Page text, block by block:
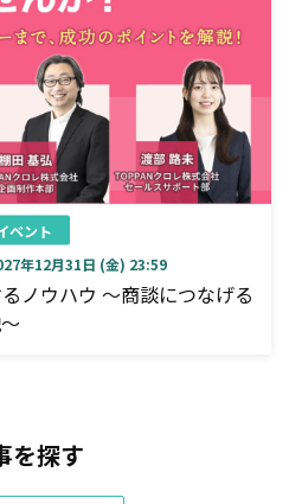
ベント
年12月31日 (金) 23:59
ノウハウ ～商談につなげる
を探す